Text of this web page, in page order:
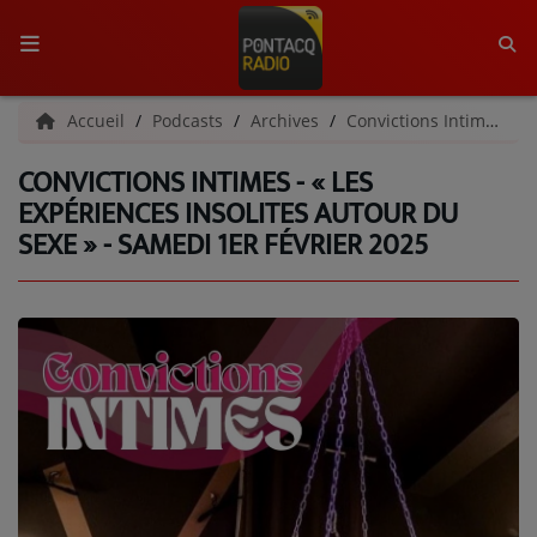
ACCUEIL
RADIO
QUI SOMMES-NOUS ?
L'ÉQUIPE
GRILLE DES PROGRAMMES
C'ÉTAIT QUOI CE TITRE ?
MÉDIAS
PODCASTS - SAISON 2026/2027
Accueil Podcasts Archives Convictions Intimes | Archives
CONVICTIONS INTIMES - « LES
EXPÉRIENCES INSOLITES AUTOUR DU
SEXE » - SAMEDI 1ER FÉVRIER 2025